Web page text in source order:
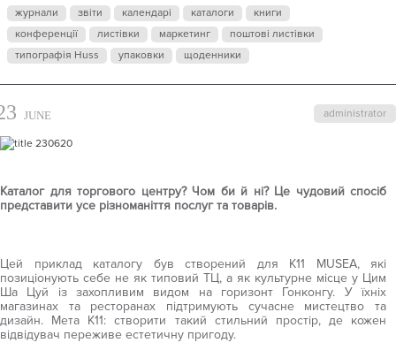
журнали
звіти календарі каталоги
книги
конференції
листівки маркетинг
поштові листівки
типографія Huss
упаковки щоденники
administrator
JUNE
Каталог для торгового центру? Чом би й ні? Це чудовий спосіб
представити усе різноманіття послуг та товарів.
Цей приклад каталогу був створений для K11 MUSEA, які
позиціонують себе не як типовий ТЦ, а як культурне місце у Цим
Ша Цуй із захопливим видом на горизонт Гонконгу. У їхніх
магазинах та ресторанах підтримують сучасне мистецтво та
дизайн. Мета К11: створити такий стильний простір, де кожен
відвідувач переживе естетичну пригоду.